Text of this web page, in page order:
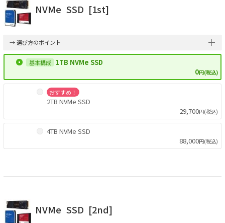
NVMe SSD [1st]
→ 選び方のポイント
1TB NVMe SSD
0円(税込)
おすすめ！
2TB NVMe SSD
29,700円(税込)
4TB NVMe SSD
88,000円(税込)
NVMe SSD [2nd]